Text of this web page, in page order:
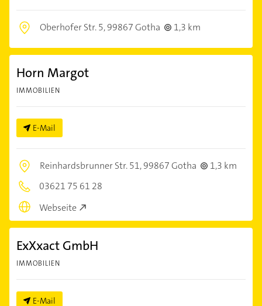
Oberhofer Str. 5,99867 Gotha 1,3 km
Horn Margot
IMMOBILIEN
E-Mail
Reinhardsbrunner Str. 51,99867 Gotha
1,3 km
03621 75 61 28
Webseite
ExXxact GmbH
IMMOBILIEN
E-Mail